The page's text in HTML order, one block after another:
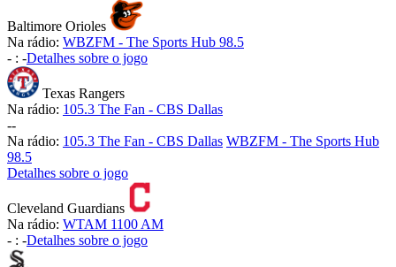
Baltimore Orioles
Na rádio: WBZFM - The Sports Hub 98.5
- : -Detalhes sobre o jogo
Texas Rangers
Na rádio: 105.3 The Fan - CBS Dallas
--
Na rádio: 105.3 The Fan - CBS Dallas WBZFM - The Sports Hub
98.5
Detalhes sobre o jogo
Cleveland Guardians
Na rádio: WTAM 1100 AM
- : -Detalhes sobre o jogo